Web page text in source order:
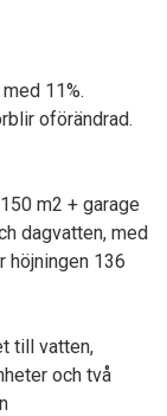
11%.
oförändrad.
m2 + garage
dagvatten, med
höjningen 136
till vatten,
och två